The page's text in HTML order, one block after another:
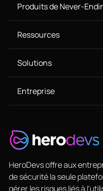
Produits de Never-
Ressources
Solutions
Entreprise
HeroDevs offre aux
de sécurité la seule
gérer les risques liés à